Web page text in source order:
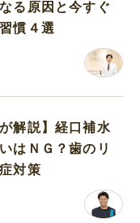
る原因と今すぐ
慣４選
解説】経口補水
はＮＧ？歯のリ
対策